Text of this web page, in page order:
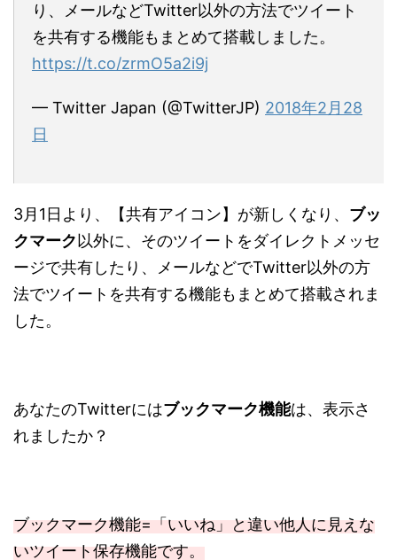
り、メールなどTwitter以外の方法でツイート
を共有する機能もまとめて搭載しました。
https://t.co/zrmO5a2i9j
— Twitter Japan (@TwitterJP) 2018年2月28
日
3月1日より、【共有アイコン】が新しくなり、 ブッ
クマーク 以外に、そのツイートをダイレクトメッセ
ージで共有したり、メールなどでTwitter以外の方
法でツイートを共有する機能もまとめて搭載されま
した。
あなたのTwitterにはブックマーク機能は、表示さ
れましたか？
ブックマーク機能=「いいね」と違い他人に見えな
いツイート保存機能です。